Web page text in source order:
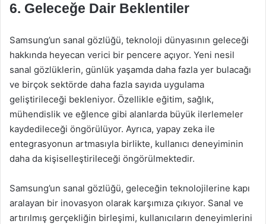
6. Geleceğe Dair Beklentiler
Samsung’un sanal gözlüğü, teknoloji dünyasının geleceği
hakkında heyecan verici bir pencere açıyor. Yeni nesil
sanal gözlüklerin, günlük yaşamda daha fazla yer bulacağı
ve birçok sektörde daha fazla sayıda uygulama
geliştirileceği bekleniyor. Özellikle eğitim, sağlık,
mühendislik ve eğlence gibi alanlarda büyük ilerlemeler
kaydedileceği öngörülüyor. Ayrıca, yapay zeka ile
entegrasyonun artmasıyla birlikte, kullanıcı deneyiminin
daha da kişiselleştirileceği öngörülmektedir.
Samsung’un sanal gözlüğü, geleceğin teknolojilerine kapı
aralayan bir inovasyon olarak karşımıza çıkıyor. Sanal ve
artırılmış gerçekliğin birleşimi, kullanıcıların deneyimlerini